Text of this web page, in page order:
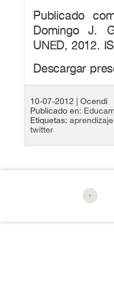
Publicado
Domingo J.
UNED, 2012.
Descargar
10-07-2012
| Ocendi
Publicado en:
Etiquetas:
twitter
↑